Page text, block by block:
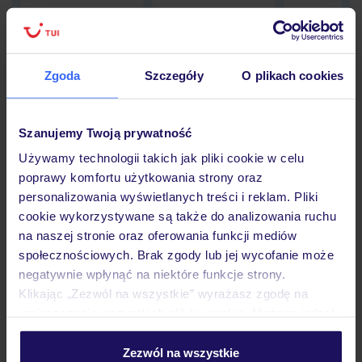
Zgoda Szczegóły O plikach cookies
Szanujemy Twoją prywatność
Używamy technologii takich jak pliki cookie w celu
poprawy komfortu użytkowania strony oraz
personalizowania wyświetlanych treści i reklam. Pliki
cookie wykorzystywane są także do analizowania ruchu
na naszej stronie oraz oferowania funkcji mediów
społecznościowych. Brak zgody lub jej wycofanie może
negatywnie wpłynąć na niektóre funkcje strony.
Klikając „Zezwól na wszystkie” wyrażasz zgodę na
personalizować swój wybór wchodząc w zakładkę
Zezwól na wszystkie
Hotel
Opinie
Pokoje
Wyżywienie
Atrakcje